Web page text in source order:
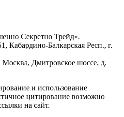
Секретно Трейд».
Кабардино-Балкарская Респ., г.
Москва, Дмитровское шоссе, д.
и использование
цитирование возможно
на сайт.